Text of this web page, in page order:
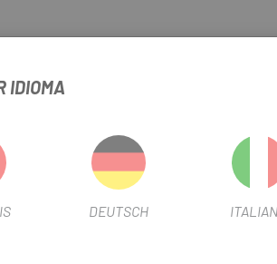
cuerpo para aliviar los puntos de
áreas donde más lo necesitas. Una
seguir sintiéndote cómoda y ligera.
ideal.
IDIOMA
DEUTSCH